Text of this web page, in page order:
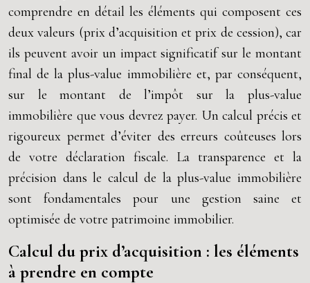
comprendre en détail les éléments qui composent ces
deux valeurs (prix d’acquisition et prix de cession), car
ils peuvent avoir un impact significatif sur le montant
final de la plus-value immobilière et, par conséquent,
sur le montant de l’impôt sur la plus-value
immobilière que vous devrez payer. Un calcul précis et
rigoureux permet d’éviter des erreurs coûteuses lors
de votre déclaration fiscale. La transparence et la
précision dans le calcul de la plus-value immobilière
sont fondamentales pour une gestion saine et
optimisée de votre patrimoine immobilier.
Calcul du prix d’acquisition : les éléments
à prendre en compte